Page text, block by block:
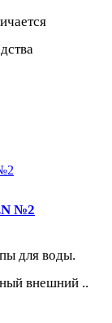
№2
для воды.
внешний ..